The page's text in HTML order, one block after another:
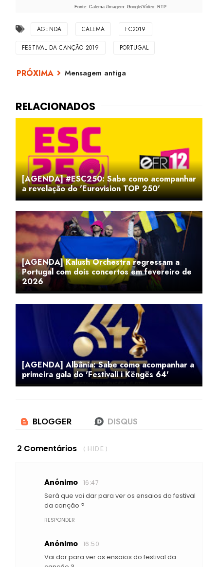
Fonte: Calema /Imagem: Google/Vídeo: RTP
AGENDA CALEMA FC2019
FESTIVAL DA CANÇÃO 2019 PORTUGAL
Mensagem antiga
[AGENDA] #ESC250: Sabe como acompanhar
a revelação do 'Eurovision TOP 250'
[AGENDA] Kalush Orchestra regressam a
Portugal com dois concertos em fevereiro de
2026
[AGENDA] Albânia: Sabe como acompanhar a
primeira gala do 'Festivali i Këngës 64'
2 Comentários ( HIDE )
Anónimo 16:47
Será que vai dar para ver os ensaios do festival
da canção ?
RESPONDER
Anónimo 16:50
Vai dar para ver os ensaios do festival da